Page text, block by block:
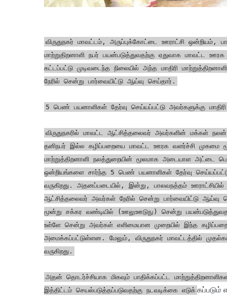
விருதுநகர் மாவட்டம், அருப்புக்கோட்டை ஊராட்சி
மாற்றுதிறனாளி நபர் பயன்படுத்துவதற்கு ஏதுவாக மாவட்ட
கட்டப்பட்டு முடிவடைந்த நிலையில் அந்த மாதிரி
நேரில் சென்று பார்வையிட்டு ஆய்வு செய்தார்.
5 பெண் பயனாளிகள் தேர்வு செய்யப்பட்டு அவர்களுக்கு
விருதுநகரில் மாவட்ட ஆட்சித்தலைவர் அவர்களின் மக்கள் நலன்
தனிநபர் இல்ல கழிப்பறையை மாவட்ட ஊரக வளர்ச்சி முகமை
மாற்றுத்திறனாளி நலத்துறையின் மூலமாக அடையாள அட்டை
ஒன்றியங்களை சார்ந்த 5 பெண் பயனாளிகள் தேர்வு
வருகிறது. அதனப்படையில், இன்று, பாலவநத்தம் ஊராட்சியில்
ஆட்சித்தலைவர் அவர்கள் நேரில் சென்று பார்வையிட்டு ஆய்வு
மூன்று சக்கர வண்டியில் (ஊலுஊடுநு) சென்று
உள்ளே சென்று அவர்கள் எளிமையான முறையில் இந்த
அமைக்கப்பட்டுள்ளன. மேலும், விருதுநகர் மாவட்டத்தில்
வருகிறது.
அதன் தொடர்ச்சியாக மிகவும் பாதிக்கப்பட்ட
இத்திட்டம் செயல்படுத்தப்படுவதற்கு நடவடிக்கை எடுக் கப்படும்